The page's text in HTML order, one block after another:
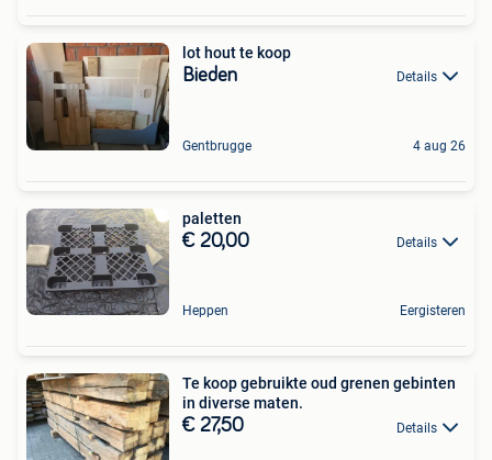
lot hout te koop
Bieden Details
Gentbrugge 4 aug 26
paletten
€ 20,00 Details
Heppen Eergisteren
Te koop gebruikte oud grenen gebinten
in diverse maten.
€ 27,50 Details